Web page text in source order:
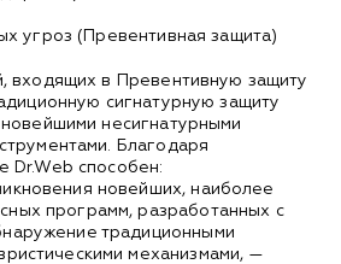
угроз (Превентивная защита)
входящих в Превентивную защиту
сигнатурную защиту
несигнатурными
Благодаря
Dr.Web способен:
новейших, наиболее
программ, разработанных с
традиционными
механизмами, —